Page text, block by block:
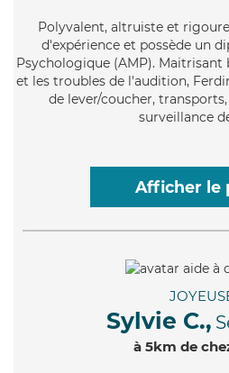
Polyvalent, altruiste et
d'expérience et possède un
Psychologique (AMP).
et les troubles de l'audition,
de lever/coucher,
surveillance
Afficher le
Sylvie C.,
à 5km de